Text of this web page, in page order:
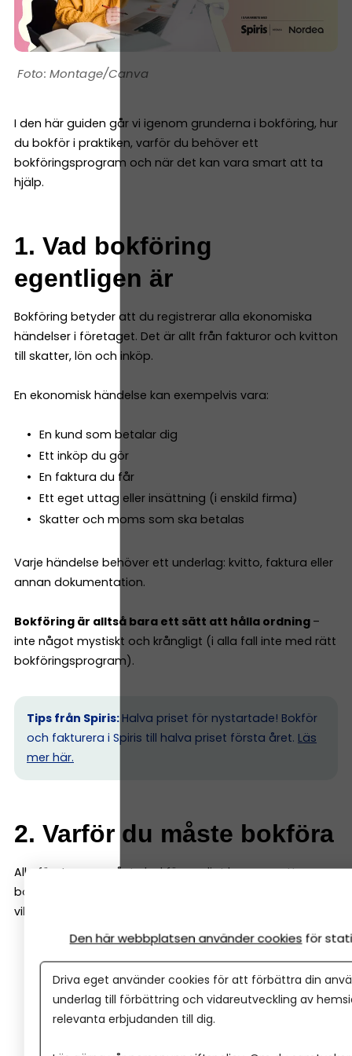
Montage/Canva
I den här guiden går vi igenom grunderna i bokföring, hur
du bokför i praktiken, varför du behöver ett
bokföringsprogram och när det kan vara smart att ta
hjälp.
1. Vad bokföring
egentligen är
Bokföring betyder att du registrerar alla ekonomiska
händelser i företaget. Det är allt från fakturor och kvitton
till skatter, lön och inköp.
En ekonomisk händelse kan exempelvis vara:
En kund som betalar dig
Ett inköp du gör
En faktura du får
Ett eget uttag eller insättning (i enskild firma)
Skatter och moms som ska betalas
Varje händelse behöver ett underlag: kvitto, faktura eller
annan dokumentation.
Bokföring är alltså bara ett sätt att hålla ordning –
inte något mystiskt och krångligt (i alla fall inte med rätt
bokföringsprogram).
Tips från Spiris: Halva priset för nystartade! Bokför
och fakturera i Spiris till halva priset första året. Läs
mer här.
2. Varför du måste bokföra
Alla företagare måste bokföra enligt lag, oavsett
bolagsform. Det finns tre skäl till varför bokföring är
viktigt:
Du måste kunna visa Skatteverket hur du
sköter ekonomin.
Du ser om du går med vinst eller förlust och
slipper obehagliga överraskningar.
prissättning, budget och investeringar.
Den här webbplatsen använder cookies för
Driva eget använder cookies för att förbättra din
underlag till förbättring och vidareutveckling av
relevanta erbjudanden till dig.